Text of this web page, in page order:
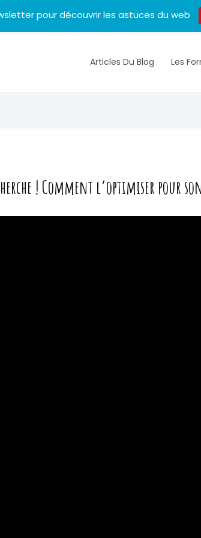
Articles Du Blog Les
! Comment l’optimiser pour son
pour découvrir les astuces du web